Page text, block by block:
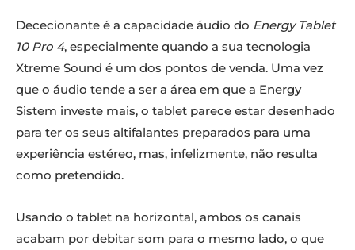
Dececionante é a capacidade áudio do Energy Tablet
10 Pro 4, especialmente quando a sua tecnologia
Xtreme Sound é um dos pontos de venda. Uma vez
que o áudio tende a ser a área em que a Energy
Sistem investe mais, o tablet parece estar desenhado
para ter os seus altifalantes preparados para uma
experiência estéreo, mas, infelizmente, não resulta
como pretendido.
Usando o tablet na horizontal, ambos os canais
acabam por debitar som para o mesmo lado, o que